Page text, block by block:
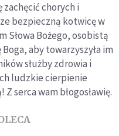
zachęcić chorych i
bezpieczną kotwicę w
Słowa Bożego, osobistą
aby towarzyszyła im
służby zdrowia i
ludzkie cierpienie
serca wam błogosławię.